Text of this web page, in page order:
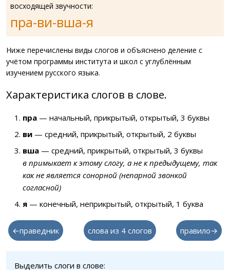
восходящей звучности:
пра-ви-вша-я
Ниже перечислены виды слогов и объяснено деление с
учётом программы института и школ с углублённым
изучением русского языка.
Характеристика слогов в слове.
пра — начальный, прикрытый, открытый, 3 буквы
ви — средний, прикрытый, открытый, 2 буквы
вша — средний, прикрытый, открытый, 3 буквы
в примыкает к этому слогу, а не к предыдущему, так
как не является сонорной (непарной звонкой
согласной)
я — конечный, неприкрытый, открытый, 1 буква
←праведник слова из 4 слогов правило→
Выделить слоги в слове: